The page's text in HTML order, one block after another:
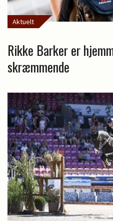
Aktuelt
Rikke Barker er
skræmmende